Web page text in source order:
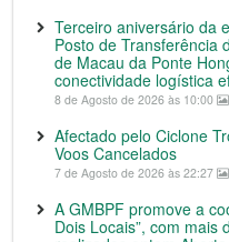
Terceiro aniversário da
Posto de Transferência
de Macau da Ponte
conectividade logística
8 de Agosto de 2026 às 10:00
Afectado pelo Ciclone
Voos Cancelados
7 de Agosto de 2026 às 22:27
A GMBPF promove a
Dois Locais”, com mais